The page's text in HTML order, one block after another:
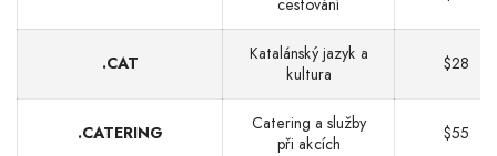
cestování
.CAT
Katalánský jazyk a
kultura
$28
.CATERING
Catering a služby
při akcích
$55